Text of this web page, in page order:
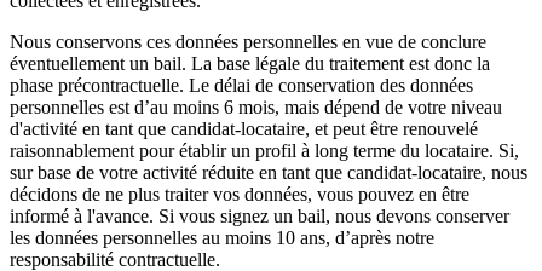
Nous conservons ces données personnelles en vue de conclure
éventuellement un bail. La base légale du traitement est donc la
phase précontractuelle. Le délai de conservation des données
personnelles est d’au moins 6 mois, mais dépend de votre niveau
d'activité en tant que candidat-locataire, et peut être renouvelé
raisonnablement pour établir un profil à long terme du locataire. Si,
sur base de votre activité réduite en tant que candidat-locataire, nous
décidons de ne plus traiter vos données, vous pouvez en être
informé à l'avance. Si vous signez un bail, nous devons conserver
les données personnelles au moins 10 ans, d’après notre
responsabilité contractuelle.